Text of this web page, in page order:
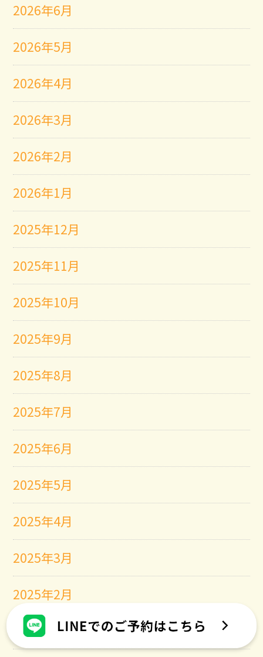
2026年6月
2026年5月
2026年4月
2026年3月
2026年2月
2026年1月
2025年12月
2025年11月
2025年10月
2025年9月
2025年8月
2025年7月
2025年6月
2025年5月
2025年4月
2025年3月
2025年2月
2025年1月